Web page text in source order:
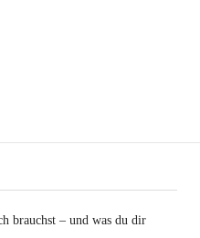
brauchst – und was du dir